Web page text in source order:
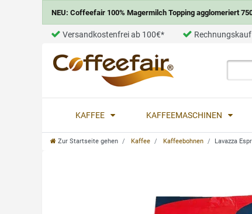
NEU: Coffeefair 100% Magermilch Topping agglomeriert
Versandkostenfrei ab 100€* Rechnungskauf
KAFFEE KAFFEEMASCHINEN
Zur Startseite gehen Kaffee Kaffeebohnen Lavazza